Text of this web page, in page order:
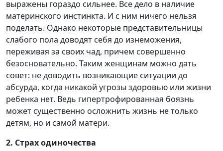
выражены гораздо сильнее. Все дело в наличие
материнского инстинкта. И с ним ничего нельзя
поделать. Однако некоторые представительницы
слабого пола доводят себя до изнеможения,
переживая за своих чад, причем совершенно
безосновательно. Таким женщинам можно дать
совет: не доводить возникающие ситуации до
абсурда, когда никакой угрозы здоровью или жизни
ребенка нет. Ведь гипертрофированная боязнь
может существенно осложнить жизнь не только
детям, но и самой матери.
2. Страх одиночества